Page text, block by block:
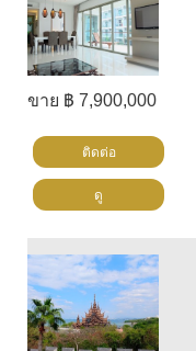
ขาย ฿ 7,900,000
ติดต่อ
ดู